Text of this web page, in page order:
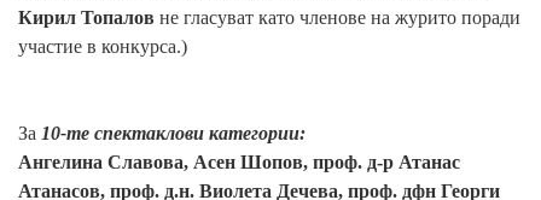
Кирил Топалов не гласуват като членове на журито поради
участие в конкурса.)
За 10-те спектаклови категории:
Ангелина Славова, Асен Шопов, проф. д-р Атанас
Атанасов, проф. д.н. Виолета Дечева, проф. дфн Георги